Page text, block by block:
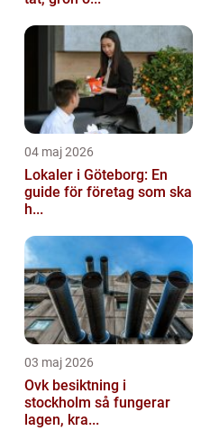
04 maj 2026
Lokaler i Göteborg: En
guide för företag som ska
h...
03 maj 2026
Ovk besiktning i
stockholm så fungerar
lagen, kra...